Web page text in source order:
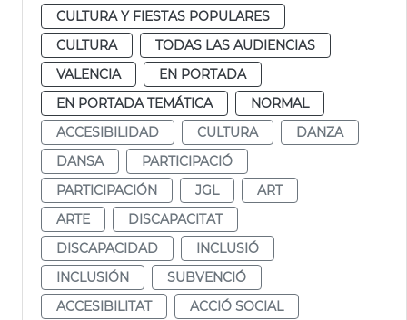
CULTURA Y FIESTAS POPULARES
CULTURA
TODAS LAS AUDIENCIAS
VALENCIA
EN PORTADA
EN PORTADA TEMÁTICA
NORMAL
ACCESIBILIDAD
CULTURA
DANZA
DANSA
PARTICIPACIÓ
PARTICIPACIÓN
JGL
ART
ARTE
DISCAPACITAT
DISCAPACIDAD
INCLUSIÓ
INCLUSIÓN
SUBVENCIÓ
ACCESIBILITAT
ACCIÓ SOCIAL